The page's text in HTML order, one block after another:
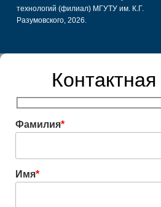
технологий (филиал) МГУТУ им. К.Г.
Разумовского, 2026.
Фамилия*
Имя*